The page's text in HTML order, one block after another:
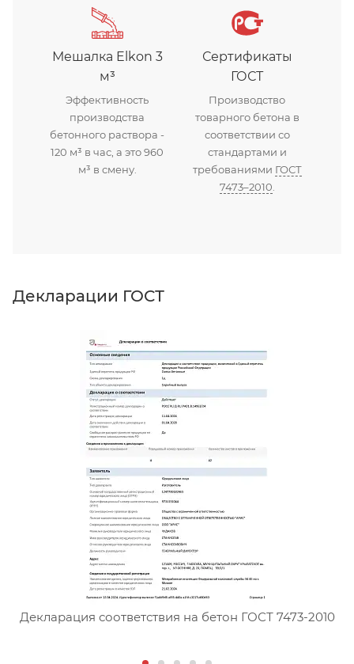
Мешалка Elkon 3
м³
Эффективность
производства
бетонного раствора -
120 м³ в час, а это 960
м³ в смену.
Сертификаты
ГОСТ
Производство
товарного бетона в
соответствии со
стандартами и
требованиями ГОСТ
7473–2010
Декларации ГОСТ
Сертификат соответствия
Декларация соответствия на бетон ГОСТ 7473-2010